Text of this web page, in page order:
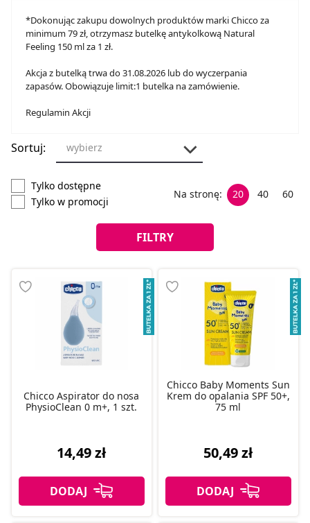
*Dokonując zakupu dowolnych produktów marki Chicco za
minimum 79 zł, otrzymasz butelkę antykolkową Natural
Feeling 150 ml za 1 zł.
Akcja z butelką trwa do 31.08.2026 lub do wyczerpania
zapasów. Obowiązuje limit:1 butelka na zamówienie.
Regulamin Akcji
Sortuj: wybierz
Tylko dostępne
Tylko w promocji
Na stronę: 20 40 60
FILTRY
Chicco Aspirator do nosa
PhysioClean 0 m+, 1 szt.
14,49 zł
Chicco Baby Moments Sun
Krem do opalania SPF 50+,
75 ml
50,49 zł